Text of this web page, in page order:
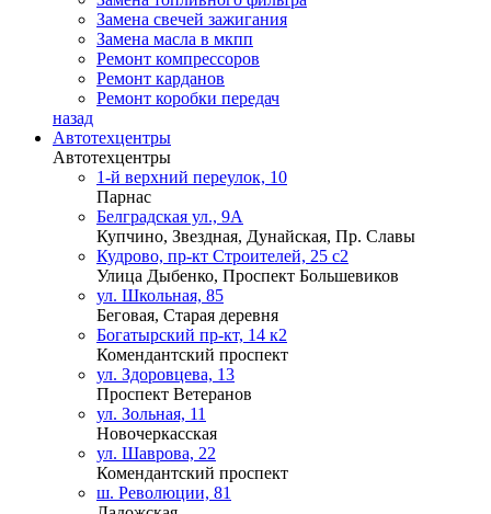
Замена свечей зажигания
Замена масла в мкпп
Ремонт компрессоров
Ремонт карданов
Ремонт коробки передач
назад
Автотехцентры
Автотехцентры
1-й верхний переулок, 10
Парнас
Белградская ул., 9А
Купчино, Звездная, Дунайская, Пр. Славы
Кудрово, пр-кт Строителей, 25 с2
Улица Дыбенко, Проспект Большевиков
ул. Школьная, 85
Беговая, Старая деревня
Богатырский пр-кт, 14 к2
Комендантский проспект
ул. Здоровцева, 13
Проспект Ветеранов
ул. Зольная, 11
Новочеркасская
ул. Шаврова, 22
Комендантский проспект
ш. Революции, 81